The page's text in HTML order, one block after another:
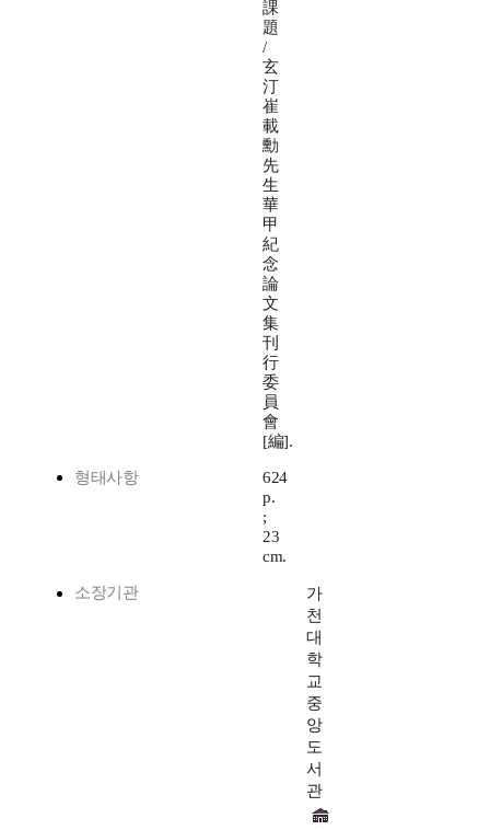
課
題
/
玄
汀
崔
載
勳
先
生
華
甲
紀
念
論
文
集
刊
行
委
員
會
[編].
형태사항
624
p.
;
23
cm.
소장기관
가
천
대
학
교
중
앙
도
서
관